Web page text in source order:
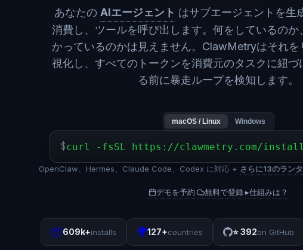
あなたの AIエージェント はサブエージェントを生
消費し、ツールを呼び出します。何をしているのか
かっているのかは見えません。ClawMetryはそれを
視化し、すべてのトークンを消費元のタスクに紐づ
る前に暴走ループを検知します。
macOS / Linux Windows
$curl -fsSL https://clawmetry.com/
OpenClaw、Hermes、Claude Code、Codex に対応 + さらに13のラン
デモを予約· 無料で登録·▸仕組みは？
📦609k+installs 🌍127+countries ⭐392on GitHub